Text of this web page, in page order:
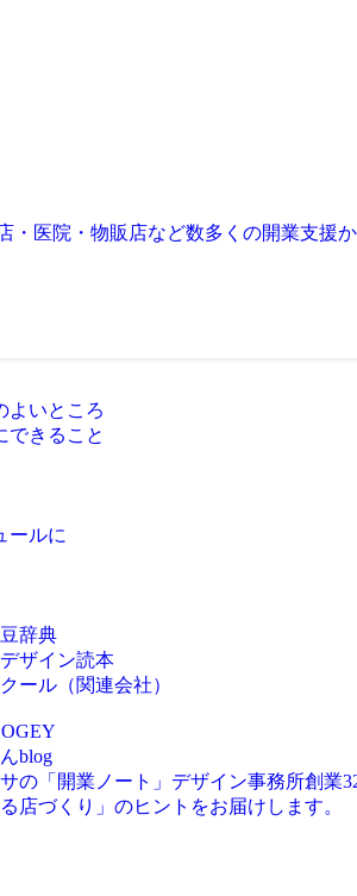
・医院・物販店など数多くの開業支援
よいところ
できること
ールに
辞典
ザイン読本
ール（関連会社）
blog
の「開業ノート」 デザイン事務所創業
店づくり」のヒントをお届けします。